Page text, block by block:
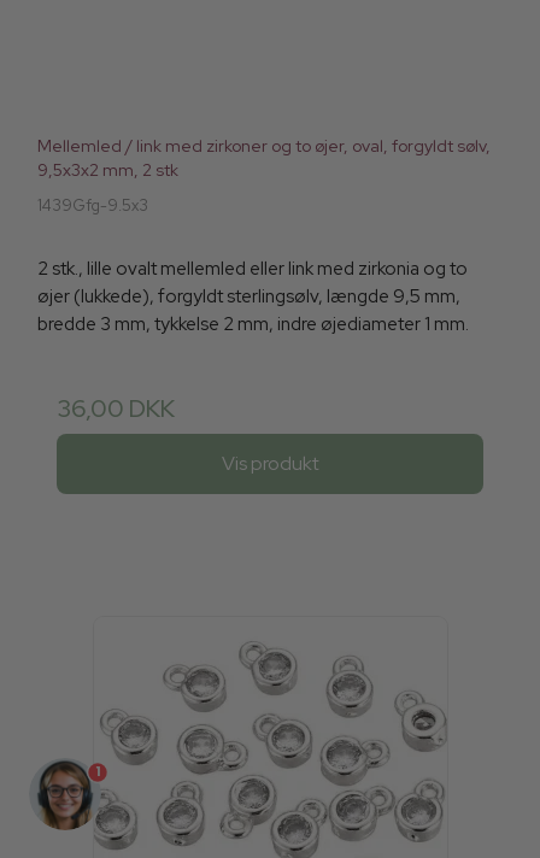
Mellemled / link med zirkoner og to øjer, oval, forgyldt sølv,
9,5x3x2 mm, 2 stk
1439Gfg-9.5x3
2 stk., lille ovalt mellemled eller link med zirkonia og to
øjer (lukkede), forgyldt sterlingsølv, længde 9,5 mm,
bredde 3 mm, tykkelse 2 mm, indre øjediameter 1 mm.
36,00 DKK
Vis produkt
1